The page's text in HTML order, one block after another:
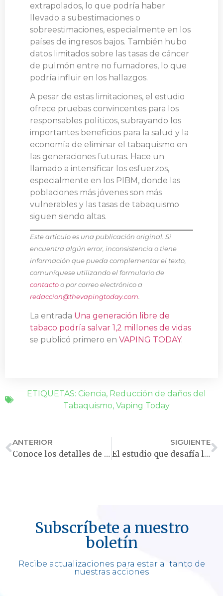
extrapolados, lo que podría haber
llevado a subestimaciones o
sobreestimaciones, especialmente en los
países de ingresos bajos. También hubo
datos limitados sobre las tasas de cáncer
de pulmón entre no fumadores, lo que
podría influir en los hallazgos.
A pesar de estas limitaciones, el estudio
ofrece pruebas convincentes para los
responsables políticos, subrayando los
importantes beneficios para la salud y la
economía de eliminar el tabaquismo en
las generaciones futuras. Hace un
llamado a intensificar los esfuerzos,
especialmente en los PIBM, donde las
poblaciones más jóvenes son más
vulnerables y las tasas de tabaquismo
siguen siendo altas.
Este artículo es una publicación original. Si
encuentra algún error, inconsistencia o tiene
información que pueda complementar el texto,
comuníquese utilizando el formulario de
contactoo por correo electrónico a
redaccion@thevapingtoday.com.
La entrada Una generación libre de
tabaco podría salvar 1,2 millones de vidas
se publicó primero en VAPING TODAY.
ETIQUETAS: Ciencia, Reducción de daños del
Tabaquismo, Vaping Today
ANTERIOR
Conoce los detalles de la nueva Ley de vapeo en Perú; y el análisis de Jorge Palma de ASOVAPE
SIGUIENTE
El estudio que desafía las políticas y mentalidades tradicionales en relación con el tabaquismo
Subscríbete a nuestro
boletín
Recibe actualizaciones para estar al tanto de
nuestras acciones